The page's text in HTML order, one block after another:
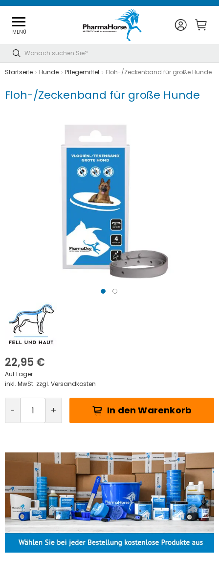
MENÜ
Suche
Startseite Hunde Pflegemittel Floh-/Zeckenband für große Hunde
Floh-/Zeckenband für große Hunde
22,95 €
Auf Lager
inkl. MwSt. zzgl. Versandkosten
- + In den Warenkorb
Anfang
der
Bildgalerie
springen